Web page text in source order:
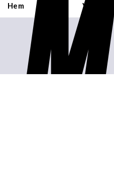
Hem Världen